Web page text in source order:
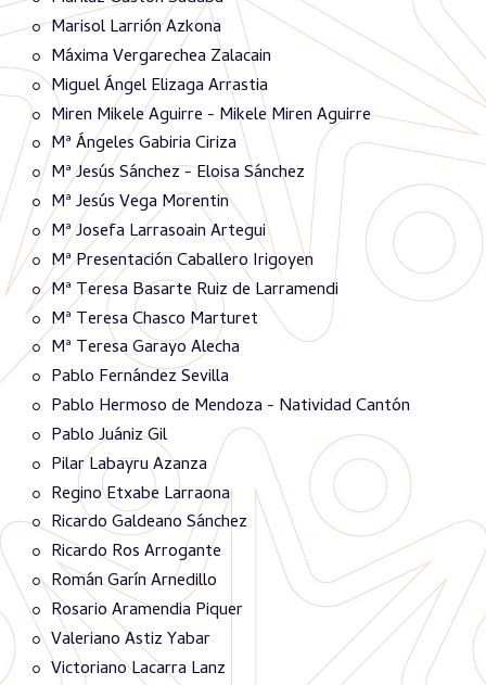
Marisol Larrión Azkona
Máxima Vergarechea Zalacain
Miguel Ángel Elizaga Arrastia
Miren Mikele Aguirre - Mikele Miren Aguirre
Mª Ángeles Gabiria Ciriza
Mª Jesús Sánchez - Eloisa Sánchez
Mª Jesús Vega Morentin
Mª Josefa Larrasoain Artegui
Mª Presentación Caballero Irigoyen
Mª Teresa Basarte Ruiz de Larramendi
Mª Teresa Chasco Marturet
Mª Teresa Garayo Alecha
Pablo Fernández Sevilla
Pablo Hermoso de Mendoza - Natividad Cantón
Pablo Juániz Gil
Pilar Labayru Azanza
Regino Etxabe Larraona
Ricardo Galdeano Sánchez
Ricardo Ros Arrogante
Román Garín Arnedillo
Rosario Aramendia Piquer
Valeriano Astiz Yabar
Victoriano Lacarra Lanz